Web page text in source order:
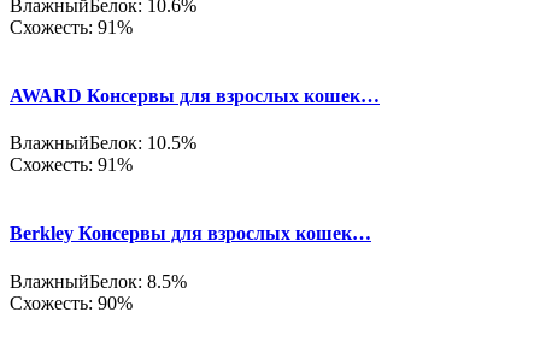
ВлажныйБелок: 10.6%
Схожесть: 91%
AWARD Консервы для взрослых кошек…
ВлажныйБелок: 10.5%
Схожесть: 91%
Berkley Консервы для взрослых кошек…
ВлажныйБелок: 8.5%
Схожесть: 90%